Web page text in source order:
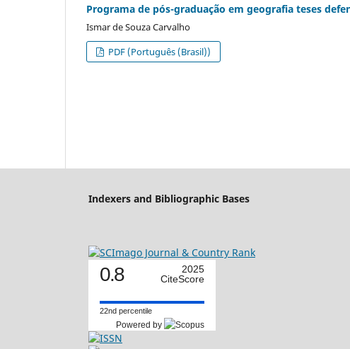
Programa de pós-graduação em geografia teses
Ismar de Souza Carvalho
PDF (Português (Brasil))
Indexers and Bibliographic Bases
0.8
2025
CiteScore
22nd percentile
Powered by